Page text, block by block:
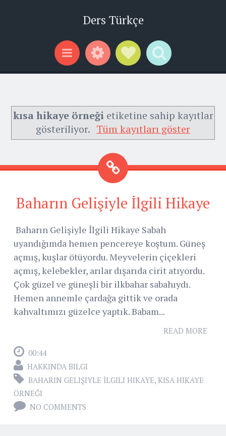
Ders Türkçe
Menu WidgetsSocial Links
Search
kısa hikaye örneğietiketine sahip kayıtlar
gösteriliyor. Tüm kayıtları göster
Baharın Gelişiyle İlgili Hikaye
Baharın Gelişiyle İlgili Hikaye Sabah
uyandığımda hemen pencereye koştum. Güneş
açmış, kuşlar ötüyordu. Meyvelerin çiçekleri
açmış, kelebekler, arılar dışarıda cirit atıyordu.
Çok güzel ve güneşli bir ilkbahar sabahıydı.
Hemen annemle çardağa gittik ve orada
kahvaltımızı güzelce yaptık. Babam...
READ MORE
00:44
HAKKINDA BILGI
BAHARIN GELIŞIYLE İLGILI HIKAYE, KISA HIKAYE
ÖRNEĞI
NO COMMENTS